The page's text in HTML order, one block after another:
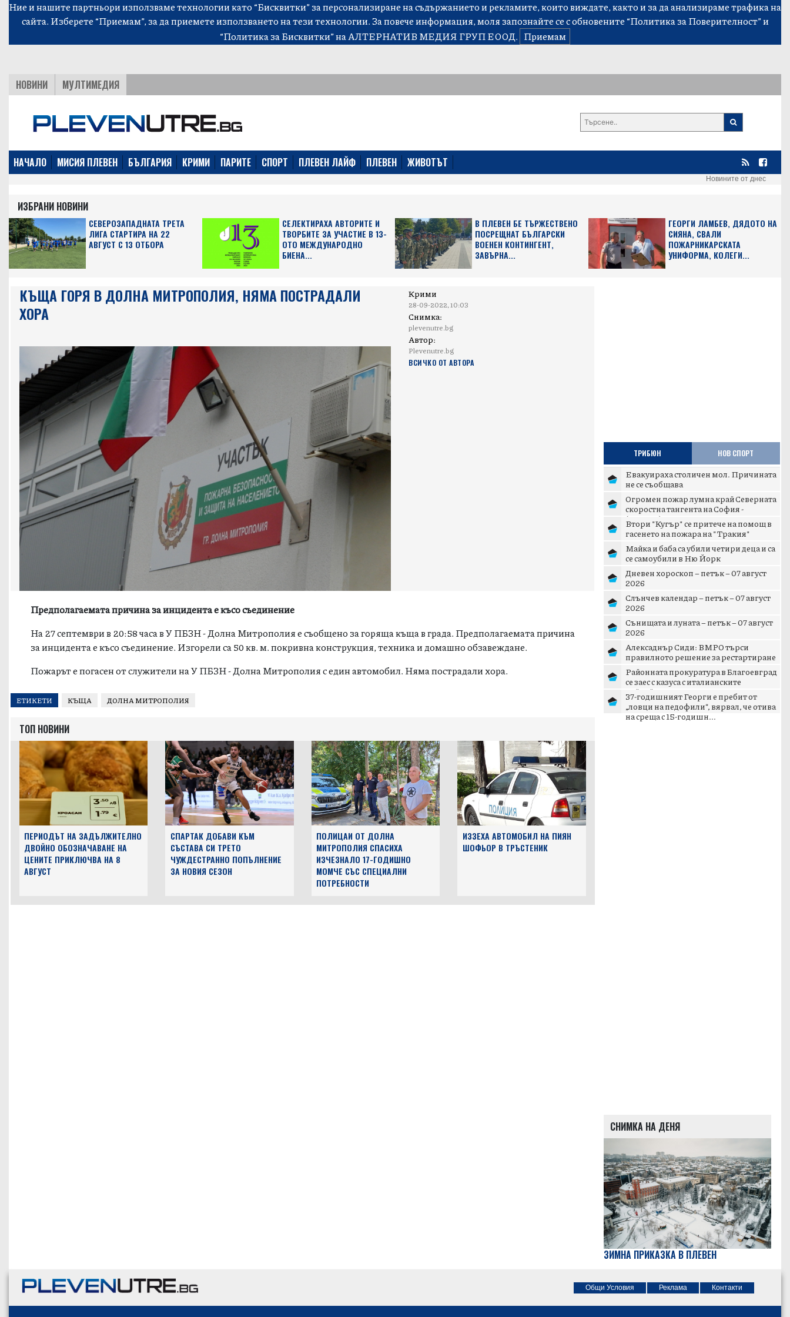
Ние и нашите партньори използваме технологии като “Бисквитки” за персонализиране на съдържанието и рекламите, които виждате, както и за да анализираме трафика на
сайта. Изберете “Приемам”, за да приемете използването на тези технологии. За повече информация, моля запознайте се с обновените“Политика за Поверителност”и
“Политика за Бисквитки”на АЛТЕРНАТИВ МЕДИЯ ГРУП ЕООД. Приемам
НОВИНИ МУЛТИМЕДИЯ
НАЧАЛО МИСИЯ ПЛЕВЕН БЪЛГАРИЯ КРИМИ ПАРИТЕ СПОРТ ПЛЕВЕН ЛАЙФ ПЛЕВЕН ЖИВОТЪТ
Новините от днес
ИЗБРАНИ НОВИНИ
СЕВЕРОЗАПАДНАТА ТРЕТА
ЛИГА СТАРТИРА НА 22
АВГУСТ С 13 ОТБОРА
СЕЛЕКТИРАХА АВТОРИТЕ И
ТВОРБИТЕ ЗА УЧАСТИЕ В 13-
ОТО МЕЖДУНАРОДНО
БИЕНА...
В ПЛЕВЕН БЕ ТЪРЖЕСТВЕНО
ПОСРЕЩНАТ БЪЛГАРСКИ
ВОЕНЕН КОНТИНГЕНТ,
ЗАВЪРНА...
ГЕОРГИ ЛАМБЕВ, ДЯДОТО НА
СИЯНА, СВАЛИ
ПОЖАРНИКАРСКАТА
УНИФОРМА, КОЛЕГИ...
КЪЩА ГОРЯ В ДОЛНА МИТРОПОЛИЯ, НЯМА ПОСТРАДАЛИ
ХОРА
Крими
28-09-2022, 10:03
Снимка:
plevenutre.bg
Автор:
Plevenutre.bg
ВСИЧКО ОТ АВТОРА
Предполагаемата причина за инцидента е късо съединение
На 27 септември в 20:58 часа в У ПБЗН - Долна Митрополия е съобщено за горяща къща в града. Предполагаемата причина
за инцидента е късо съединение. Изгорели са 50 кв. м. покривна конструкция, техника и домашно обзавеждане.
Пожарът е погасен от служители на У ПБЗН - Долна Митрополия с един автомобил. Няма пострадали хора.
ЕТИКЕТИ КЪЩА ДОЛНА МИТРОПОЛИЯ
ТОП НОВИНИ
ПЕРИОДЪТ НА ЗАДЪЛЖИТЕЛНО
ДВОЙНО ОБОЗНАЧАВАНЕ НА
ЦЕНИТЕ ПРИКЛЮЧВА НА 8
АВГУСТ
СПАРТАК ДОБАВИ КЪМ
СЪСТАВА СИ ТРЕТО
ЧУЖДЕСТРАННО ПОПЪЛНЕНИЕ
ЗА НОВИЯ СЕЗОН
ПОЛИЦАИ ОТ ДОЛНА
МИТРОПОЛИЯ СПАСИХА
ИЗЧЕЗНАЛО 17-ГОДИШНО
МОМЧЕ СЪС СПЕЦИАЛНИ
ПОТРЕБНОСТИ
ИЗЗЕХА АВТОМОБИЛ НА ПИЯН
ШОФЬОР В ТРЪСТЕНИК
ТРИБЮН НОВ СПОРТ
Евакуираха столичен мол. Причината
не се съобщава
Огромен пожар лумна край Северната
скоростна тангента на София -
(ВИДЕО)
Втори "Кугър" се притече на помощ в
гасенето на пожара на "Тракия"
Майка и баба са убили четири деца и са
се самоубили в Ню Йорк
Дневен хороскоп – петък – 07 август
2026
Слънчев календар – петък – 07 август
2026
Сънищата и луната – петък – 07 август
2026
Алексаднър Сиди: ВМРО търси
правилното решение за рестартиране
на патриотичното пространст...
Районната прокуратура в Благоевград
се заес с казуса с италианските
тийнейджъри в Банско
37-годишният Георги е пребит от
„ловци на педофили“, вярвал, че отива
на среща с 15-годишн...
СНИМКА НА ДЕНЯ
ЗИМНА ПРИКАЗКА В ПЛЕВЕН
Общи Условия Реклама Контакти